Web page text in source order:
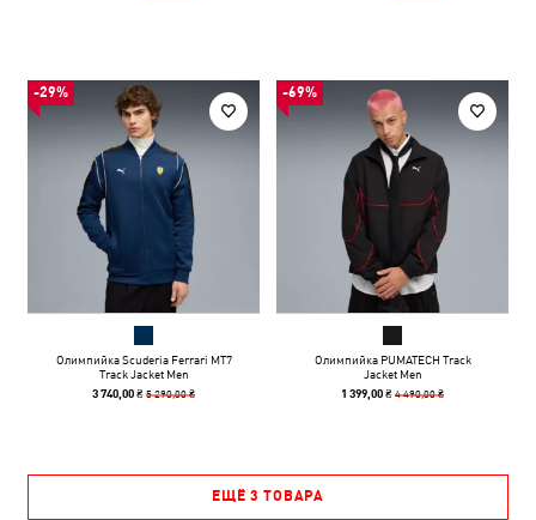
-29%
Олимпийка Scuderia Ferrari MT7
Track Jacket Men
3 740,00 ₴5 290,00 ₴
-69%
Олимпийка PUMATECH Track
Jacket Men
1 399,00 ₴4 490,00 ₴
ЕЩЁ 3 ТОВАРА